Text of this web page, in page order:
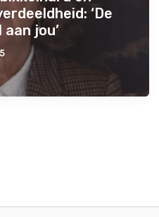
‘De
jou’